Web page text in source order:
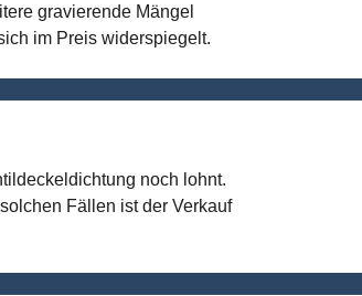
gravierende Mängel
im Preis widerspiegelt.
noch lohnt.
Fällen ist der Verkauf